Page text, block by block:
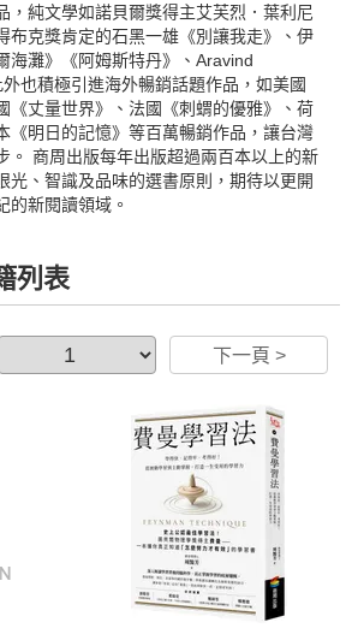
，純文學如諾貝爾獎得主艾芙烈．葉利尼
布克獎肯定的石黑一雄《別讓我走》、伊
海灘》《阿姆斯特丹》、Aravind
也積極引進海外暢銷話題作品，如美國
《丈量世界》、法國《刺蝟的優雅》、荷
《明日的記憶》等百萬暢銷作品，讓台灣
。 商周出版每年出版超過兩百本以上的新
光、智識及品味的選書原則，期待以更開
的新閱讀領域。
列表
下一頁 >